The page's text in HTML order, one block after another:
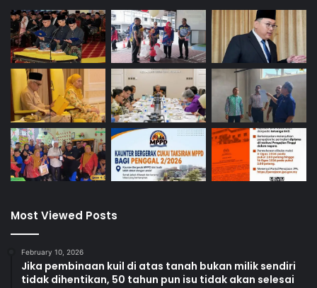
Most Viewed Posts
February 10, 2026
Jika pembinaan kuil di atas tanah bukan milik sendiri
tidak dihentikan, 50 tahun pun isu tidak akan selesai